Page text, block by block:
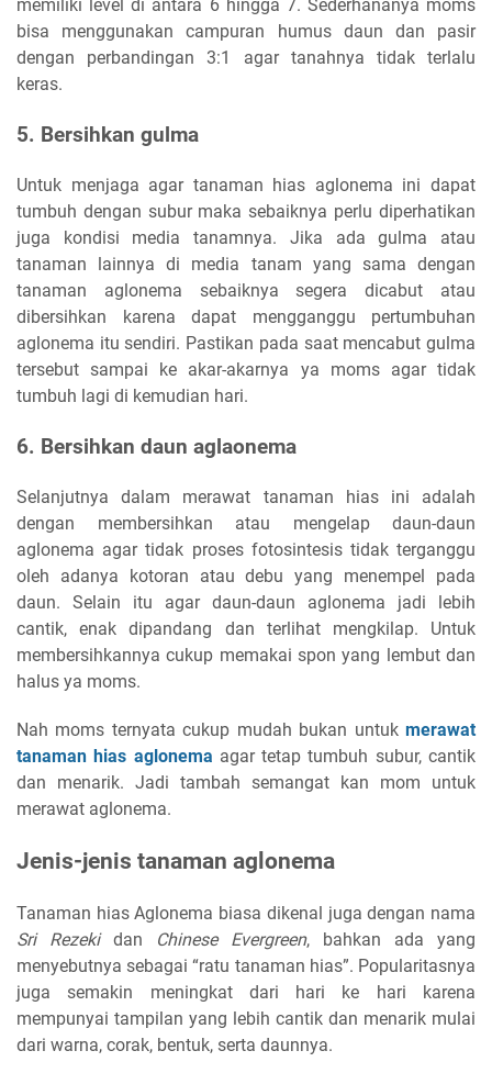
memiliki level di antara 6 hingga 7. Sederhananya moms
bisa menggunakan campuran humus daun dan pasir
dengan perbandingan 3:1 agar tanahnya tidak terlalu
keras.
5. Bersihkan gulma
Untuk menjaga agar tanaman hias aglonema ini dapat
tumbuh dengan subur maka sebaiknya perlu diperhatikan
juga kondisi media tanamnya. Jika ada gulma atau
tanaman lainnya di media tanam yang sama dengan
tanaman aglonema sebaiknya segera dicabut atau
dibersihkan karena dapat mengganggu pertumbuhan
aglonema itu sendiri. Pastikan pada saat mencabut gulma
tersebut sampai ke akar-akarnya ya moms agar tidak
tumbuh lagi di kemudian hari.
6. Bersihkan daun aglaonema
Selanjutnya dalam merawat tanaman hias ini adalah
dengan membersihkan atau mengelap daun-daun
aglonema agar tidak proses fotosintesis tidak terganggu
oleh adanya kotoran atau debu yang menempel pada
daun. Selain itu agar daun-daun aglonema jadi lebih
cantik, enak dipandang dan terlihat mengkilap. Untuk
membersihkannya cukup memakai spon yang lembut dan
halus ya moms.
Nah moms ternyata cukup mudah bukan untuk merawat
tanaman hias aglonema agar tetap tumbuh subur, cantik
dan menarik. Jadi tambah semangat kan mom untuk
merawat aglonema.
Jenis-jenis tanaman aglonema
Tanaman hias Aglonema biasa dikenal juga dengan nama
Sri Rezekidan Chinese Evergreen, bahkan ada yang
menyebutnya sebagai “ratu tanaman hias”. Popularitasnya
juga semakin meningkat dari hari ke hari karena
mempunyai tampilan yang lebih cantik dan menarik mulai
dari warna, corak, bentuk, serta daunnya.